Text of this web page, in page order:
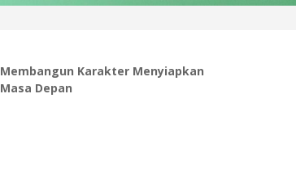
Membangun Karakter Menyiapkan
Masa Depan